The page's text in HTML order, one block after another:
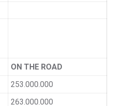
ON THE ROAD
253.000.000
263.000.000